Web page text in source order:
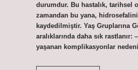
durumdur. Bu hastalık, tarihsel
zamandan bu yana,
kaydedilmiştir. Yaş Gruplarına
aralıklarında daha sık
yaşanan komplikasyonlar